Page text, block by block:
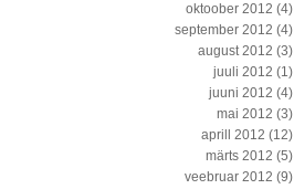
oktoober 2012 (4)
september 2012 (4)
august 2012 (3)
juuli 2012 (1)
juuni 2012 (4)
mai 2012 (3)
aprill 2012 (12)
märts 2012 (5)
veebruar 2012 (9)